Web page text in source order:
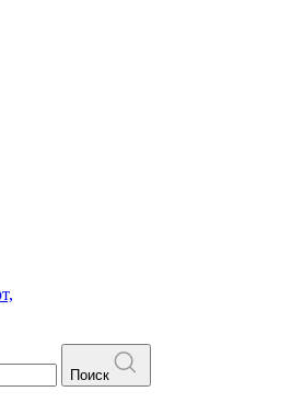
Поиск